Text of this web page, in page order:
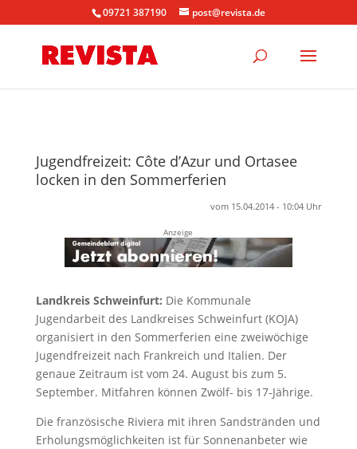
09721 387190 post@revista.de
Jugendfreizeit: Côte d’Azur und Ortasee
locken in den Sommerferien
vom 15.04.2014 - 10:04 Uhr
Anzeige
Landkreis Schweinfurt: Die Kommunale
Jugendarbeit des Landkreises Schweinfurt (KOJA)
organisiert in den Sommerferien eine zweiwöchige
Jugendfreizeit nach Frankreich und Italien. Der
genaue Zeitraum ist vom 24. August bis zum 5.
September. Mitfahren können Zwölf- bis 17-Jährige.
Die französische Riviera mit ihren Sandstränden und
Erholungsmöglichkeiten ist für Sonnenanbeter wie